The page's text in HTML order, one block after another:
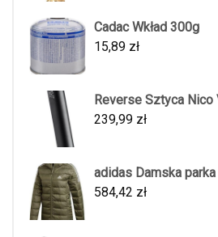
Cadac Wkład 300g
15,89 zł
Reverse Sztyca Nico
239,99 zł
adidas Damska
584,42 zł